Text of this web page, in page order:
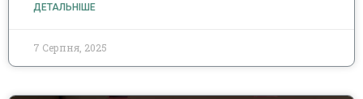
ДЕТАЛЬНІШЕ
7 Серпня, 2025